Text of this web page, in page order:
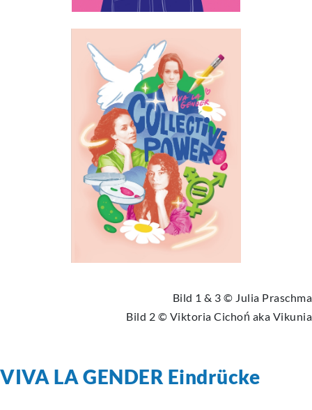
Bild 1 & 3 © Julia Praschma
Bild 2 © Viktoria Cichoń aka Vikunia
VIVA LA GENDER Eindrücke